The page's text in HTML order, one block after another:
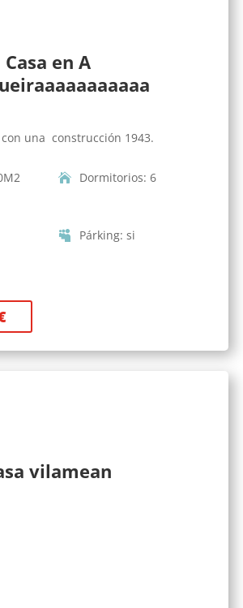
Casa en A
una construcción 1943.
M2 Dormitorios: 6
Párking: si
vilamean